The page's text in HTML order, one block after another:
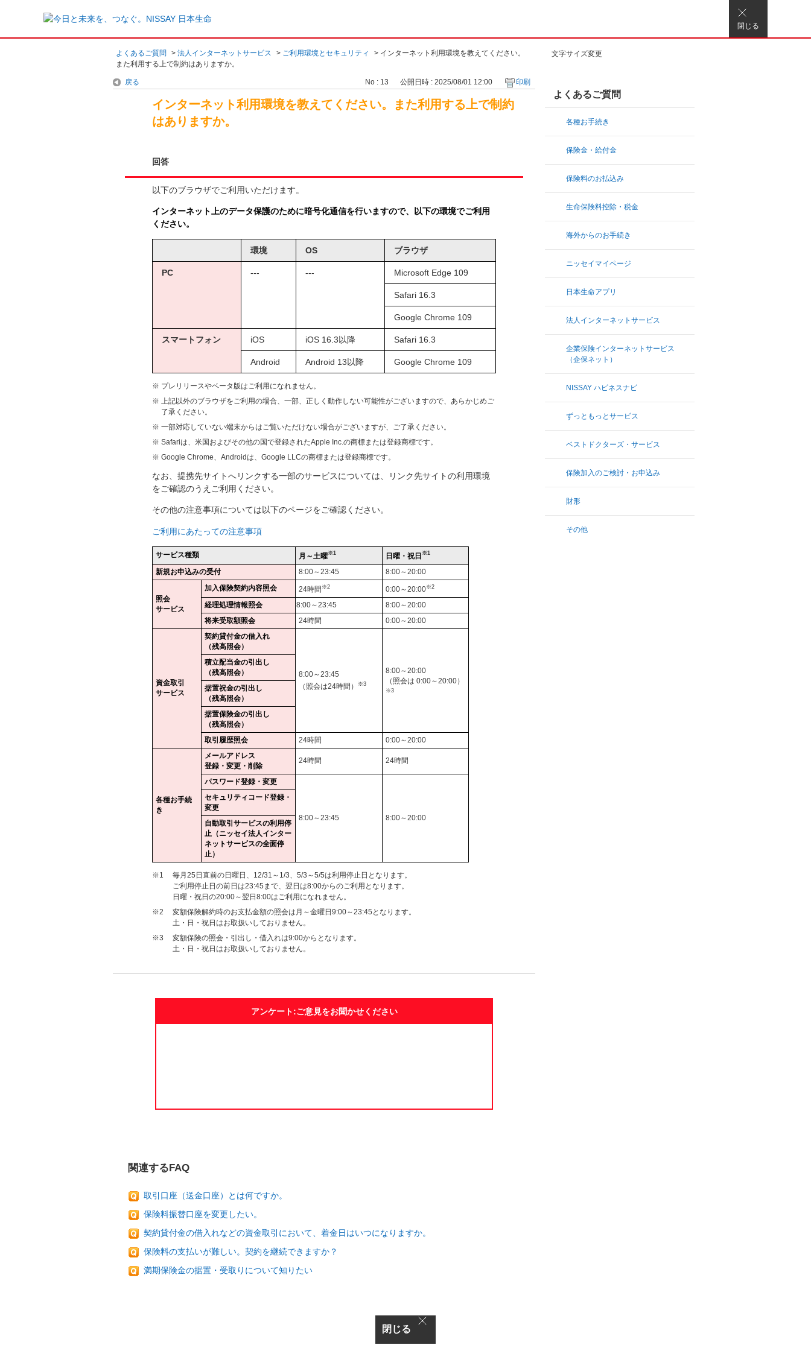
閉じる
文字サイズ変更
よくあるご質問 > 法人インターネットサービス > ご利用環境とセキュリティ > インターネット利用環境を教えてください。
また利用する上で制約はありますか。
よくあるご質問
各種お手続き
保険金・給付金
保険料のお払込み
生命保険料控除・税金
海外からのお手続き
ニッセイマイページ
日本生命アプリ
法人インターネットサービス
企業保険インターネットサービス
（企保ネット）
NISSAY ハピネスナビ
ずっともっとサービス
ベストドクターズ・サービス
保険加入のご検討・お申込み
財形
その他
戻る No : 13 公開日時 : 2025/08/01 12:00 印刷
インターネット利用環境を教えてください。また利用する上で制約
はありますか。
回答
以下のブラウザでご利用いただけます。
インターネット上のデータ保護のために暗号化通信を行いますので、以下の環境でご利用
ください。
環境 OS ブラウザ
PC --- --- Microsoft Edge 109
Safari 16.3
Google Chrome 109
スマートフォン iOS iOS 16.3以降 Safari 16.3
Android Android 13以降 Google Chrome 109
※ プレリリースやベータ版はご利用になれません。
※ 上記以外のブラウザをご利用の場合、一部、正しく動作しない可能性がございますので、あらかじめご
了承ください。
※ 一部対応していない端末からはご覧いただけない場合がございますが、ご了承ください。
※ Safariは、米国およびその他の国で登録されたApple Inc.の商標または登録商標です。
※ Google Chrome、Androidは、Google LLCの商標または登録商標です。
なお、提携先サイトへリンクする一部のサービスについては、リンク先サイトの利用環境
をご確認のうえご利用ください。
その他の注意事項については以下のページをご確認ください。
ご利用にあたっての注意事項
サービス種類 月～土曜※1 日曜・祝日 ※1
新規お申込みの受付 8:00～23:45 8:00～20:00
照会
サービス
加入保険契約内容照会 24時間 ※2 0:00～20:00※2
経理処理情報照会 8:00～23:45
8:00～20:00
将来受取額照会
24時間 0:00～20:00
資金取引
サービス
契約貸付金の借入れ
（残高照会）
8:00～23:45
（照会は24時間）
※3
8:00～20:00
（照会は 0:00～20:00）
※3
積立配当金の引出し
（残高照会）
据置祝金の引出し
（残高照会）
据置保険金の引出し
（残高照会）
取引履歴照会
24時間 0:00～20:00
各種お手続
き
メールアドレス
登録・変更・削除
24時間 24時間
パスワード登録・変更
8:00～23:45 8:00～20:00
セキュリティコード登録・
変更
自動取引サービスの利用停
止（ニッセイ法人インター
ネットサービスの全面停
止）
※1
毎月25日直前の日曜日、12/31～1/3、5/3～5/5は利用停止日となります。
ご利用停止日の前日は23:45まで、翌日は8:00からのご利用となります。
日曜・祝日の20:00～翌日8:00はご利用になれません。
※2
変額保険解約時のお支払金額の照会は月～金曜日9:00～23:45となります。
土・日・祝日はお取扱いしておりません。
※3
変額保険の照会・引出し・借入れは9:00からとなります。
土・日・祝日はお取扱いしておりません。
アンケート:ご意見をお聞かせください
関連するFAQ
取引口座（送金口座）とは何ですか。
保険料振替口座を変更したい。
契約貸付金の借入れなどの資金取引において、着金日はいつになりますか。
保険料の支払いが難しい。契約を継続できますか？
満期保険金の据置・受取りについて知りたい
閉じる